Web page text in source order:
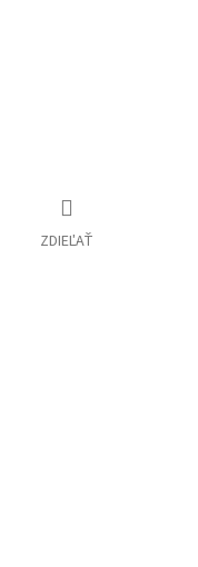
ZDIEĽAŤ